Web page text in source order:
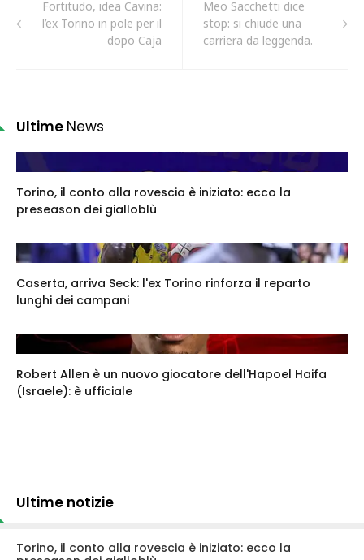
Fortitudo, idea Cavina:
l’ex Torino in pole per il
dopo Caja
Meo Sacchetti dice
stop: si chiude una
carriera da leggenda.
Ultime News
Torino, il conto alla rovescia è iniziato: ecco la
preseason dei gialloblù
Caserta, arriva Seck: l'ex Torino rinforza il reparto
lunghi dei campani
Robert Allen è un nuovo giocatore dell'Hapoel Haifa
(Israele): è ufficiale
Ultime notizie
Torino, il conto alla rovescia è iniziato: ecco la